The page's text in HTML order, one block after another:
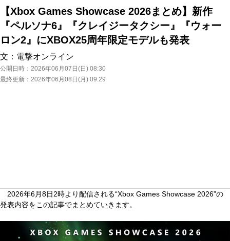
【Xbox Games Showcase 2026まとめ】新作
『ペルソナ6』『クレイジータクシー』『ウォー
ロン2』にXBOX25周年限定モデルも発表
文： 電撃オンライン
公開日時： 2026年06月07日(日) 08:30
最終更新： 2026年06月08日(月) 09:29
2026年6月8日2時より配信される“Xbox Games Showcase 2026”の
発表内容をこの記事でまとめていきます。